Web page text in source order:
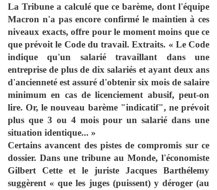
La Tribune a calculé que ce barème, dont l'équipe
Macron n'a pas encore confirmé le maintien à ces
niveaux exacts, offre pour le moment moins que ce
que prévoit le Code du travail. Extraits. « Le Code
indique qu'un salarié travaillant dans une
entreprise de plus de dix salariés et ayant deux ans
d'ancienneté est assuré d'obtenir six mois de salaire
minimum en cas de licenciement abusif, peut-on
lire. Or, le nouveau barème "indicatif", ne prévoit
plus que 3 ou 4 mois pour un salarié dans une
situation identique... »
Certains avancent des pistes de compromis sur ce
dossier. Dans une tribune au Monde, l'économiste
Gilbert Cette et le juriste Jacques Barthélemy
suggèrent « que les juges (puissent) y déroger (au